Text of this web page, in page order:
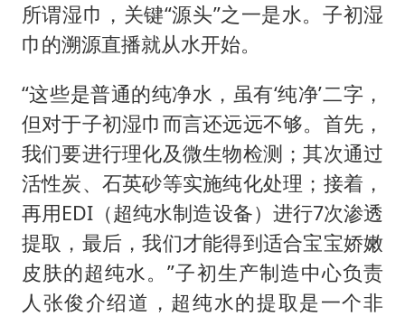
所谓湿巾，关键“源头”之一是水。子初湿
巾的溯源直播就从水开始。
“这些是普通的纯净水，虽有‘纯净’二字，
但对于子初湿巾而言还远远不够。首先，
我们要进行理化及微生物检测；其次通过
活性炭、石英砂等实施纯化处理；接着，
再用EDI（超纯水制造设备）进行7次渗透
提取，最后，我们才能得到适合宝宝娇嫩
皮肤的超纯水。”子初生产制造中心负责
人张俊介绍道，超纯水的提取是一个非